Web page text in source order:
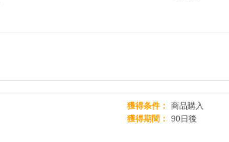
獲得条件
商品購入
獲得期間
90日後